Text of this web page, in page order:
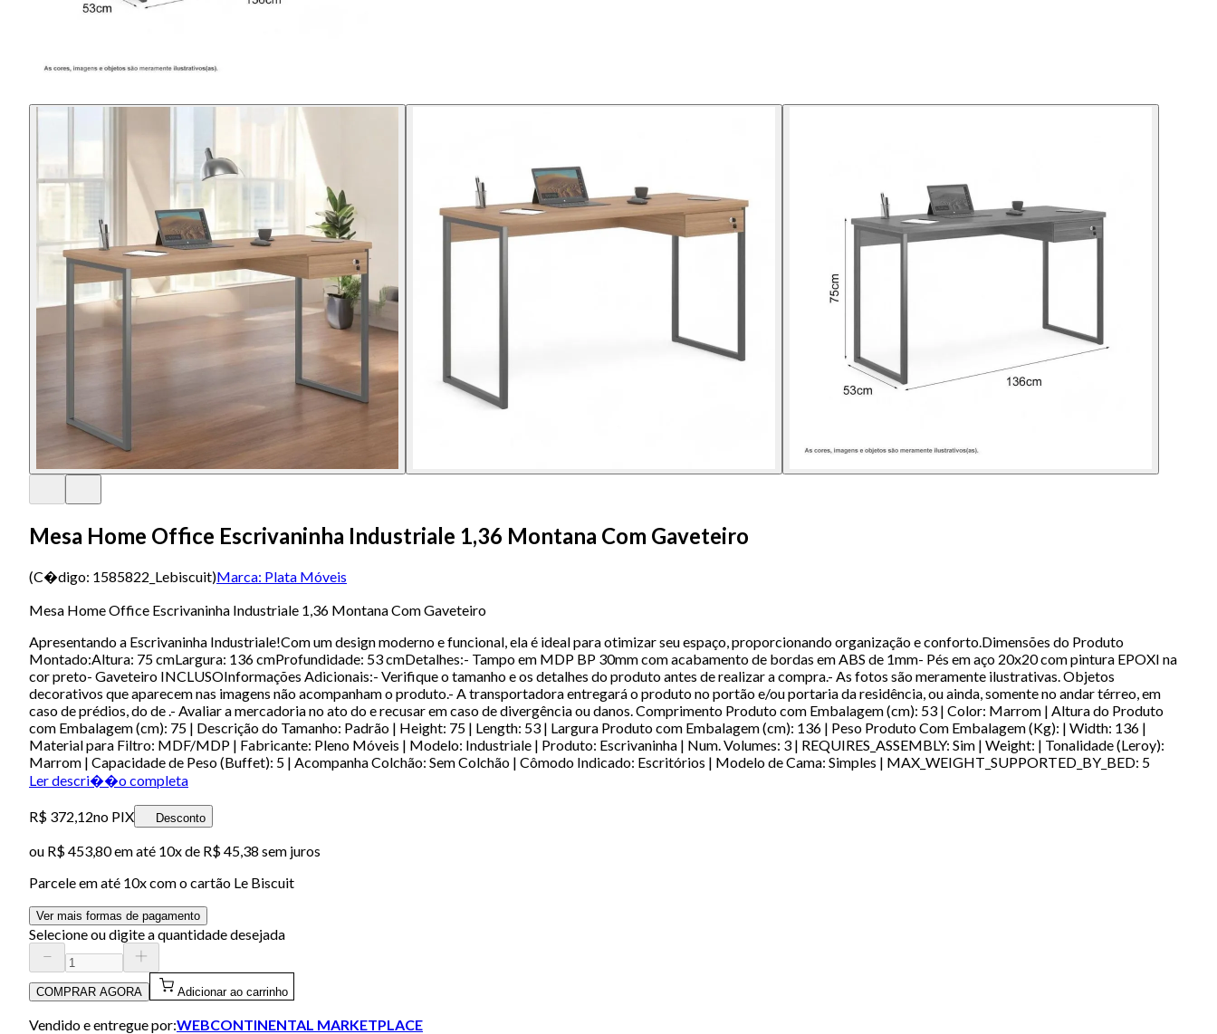
Mesa Home Office Escrivaninha Industriale 1,36 Montana Com Gaveteiro
(C�digo: 1585822_Lebiscuit)Marca: Plata Móveis
Mesa Home Office Escrivaninha Industriale 1,36 Montana Com Gaveteiro
Apresentando a Escrivaninha Industriale!Com um design moderno e funcional, ela é ideal para otimizar seu espaço, proporcionando organização e conforto.Dimensões do Produto
Montado:Altura: 75 cmLargura: 136 cmProfundidade: 53 cmDetalhes:- Tampo em MDP BP 30mm com acabamento de bordas em ABS de 1mm- Pés em aço 20x20 com pintura EPOXI na
cor preto- Gaveteiro INCLUSOInformações Adicionais:- Verifique o tamanho e os detalhes do produto antes de realizar a compra.- As fotos são meramente ilustrativas. Objetos
decorativos que aparecem nas imagens não acompanham o produto.- A transportadora entregará o produto no portão e/ou portaria da residência, ou ainda, somente no andar térreo, em
caso de prédios, do de .- Avaliar a mercadoria no ato do e recusar em caso de divergência ou danos. Comprimento Produto com Embalagem (cm): 53 | Color: Marrom | Altura do Produto
com Embalagem (cm): 75 | Descrição do Tamanho: Padrão | Height: 75 | Length: 53 | Largura Produto com Embalagem (cm): 136 | Peso Produto Com Embalagem (Kg): | Width: 136 |
Material para Filtro: MDF/MDP | Fabricante: Pleno Móveis | Modelo: Industriale | Produto: Escrivaninha | Num. Volumes: 3 | REQUIRES_ASSEMBLY: Sim | Weight: | Tonalidade (Leroy):
Marrom | Capacidade de Peso (Buffet): 5 | Acompanha Colchão: Sem Colchão | Cômodo Indicado: Escritórios | Modelo de Cama: Simples | MAX_WEIGHT_SUPPORTED_BY_BED: 5
Ler descri��o completa
R$ 372,12no PIX Desconto
ou R$ 453,80em até 10x de R$ 45,38 sem juros
Parcele em até 10x com o cartão Le Biscuit
Ver mais formas de pagamento
Selecione ou digite a quantidade desejada
COMPRAR AGORA Adicionar ao carrinho
Vendido e entregue por:WEBCONTINENTAL MARKETPLACE